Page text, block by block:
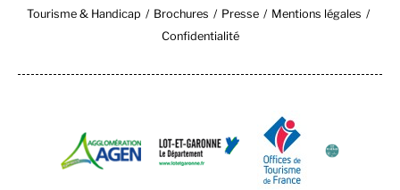
Tourisme & Handicap Brochures Presse
Mentions légales
Confidentialité